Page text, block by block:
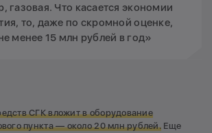
газовая. Что касается экономии
то, даже по скромной оценке,
менее 15 млн рублей в год»
СГК вложит в оборудование
пункта — около 20 млн рублей. Еще